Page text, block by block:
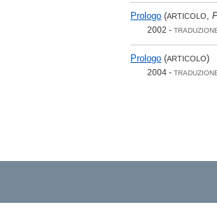
Prologo (ARTICOLO,
2002 -
Prologo (ARTICOLO)
2004 -